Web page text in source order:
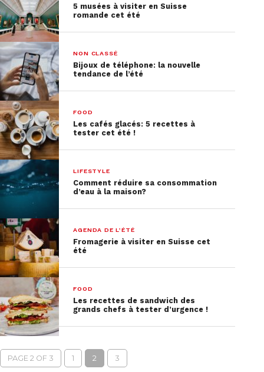
5 musées à visiter en Suisse
romande cet été
NON CLASSÉ
Bijoux de téléphone: la nouvelle
tendance de l’été
FOOD
Les cafés glacés: 5 recettes à
tester cet été !
LIFESTYLE
Comment réduire sa consommation
d’eau à la maison?
AGENDA DE L’ÉTÉ
Fromagerie à visiter en Suisse cet
été
FOOD
Les recettes de sandwich des
grands chefs à tester d’urgence !
PAGE 2 OF 3 1 2 3